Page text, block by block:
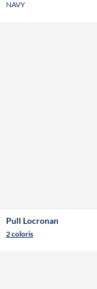
NAVY
Pull Locronan
2 coloris